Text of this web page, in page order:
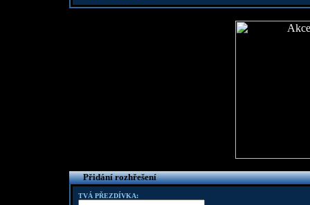
Přidání rozhřešení
TVÁ PŘEZDÍVKA: